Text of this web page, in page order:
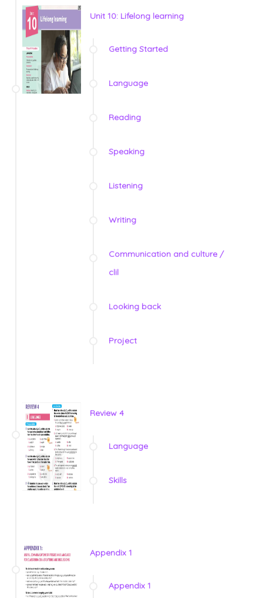
Unit 10: Lifelong learning
Getting Started
Language
Reading
Speaking
Listening
Writing
Communication and culture /
clil
Looking back
Project
Review 4
Language
Skills
Appendix 1
Appendix 1